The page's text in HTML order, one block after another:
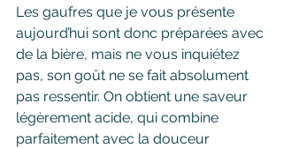
Les gaufres que je vous présente
aujourd’hui sont donc préparées avec
de la bière, mais ne vous inquiétez
pas, son goût ne se fait absolument
pas ressentir. On obtient une saveur
légèrement acide, qui combine
parfaitement avec la douceur